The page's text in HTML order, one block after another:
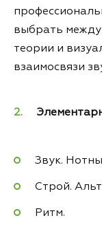
выбрать между
теории и
взаимосвязи
Звук.
Строй.
Ритм.